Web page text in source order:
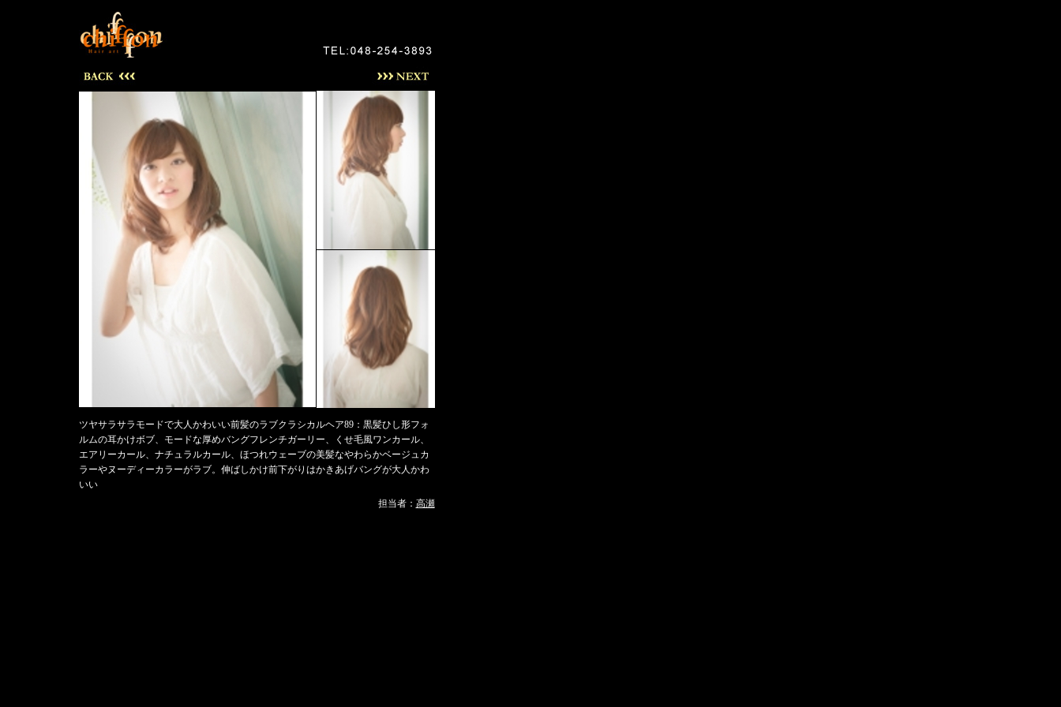
ツヤサラサラモードで大人かわいい前髪のラブクラシカルヘア89：黒髪ひし形フォ
ルムの耳かけボブ、モードな厚めバングフレンチガーリー、くせ毛風ワンカール、
エアリーカール、ナチュラルカール、ほつれウェーブの美髪なやわらかベージュカ
ラーやヌーディーカラーがラブ。伸ばしかけ前下がりはかきあげバングが大人かわ
いい
担当者： 高瀬